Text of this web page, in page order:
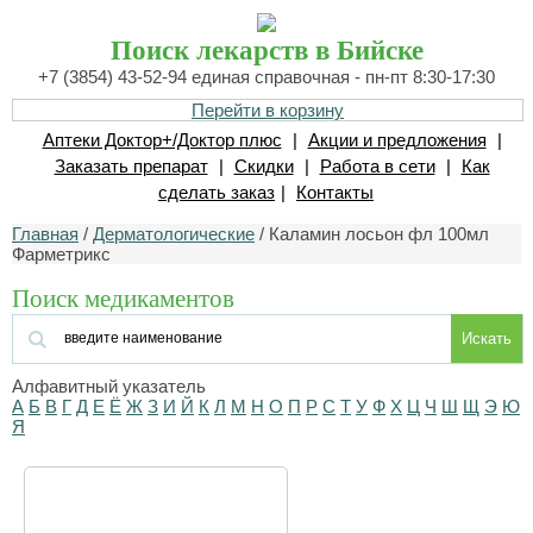
Поиск лекарств в Бийске
+7 (3854) 43-52-94 единая справочная - пн-пт 8:30-17:30
Перейти в корзину
Аптеки Доктор+/Доктор плюс
| Акции и предложения
|
Заказать препарат
| Скидки | Работа в сети |
Как
сделать заказ | Контакты
Главная / Дерматологические / Каламин лосьон фл 100мл
Фарметрикс
Поиск медикаментов
Искать
Алфавитный указатель
А Б В Г Д Е Ё Ж З И Й К Л М Н О П Р С Т У Ф Х Ц Ч Ш Щ Э Ю
Я